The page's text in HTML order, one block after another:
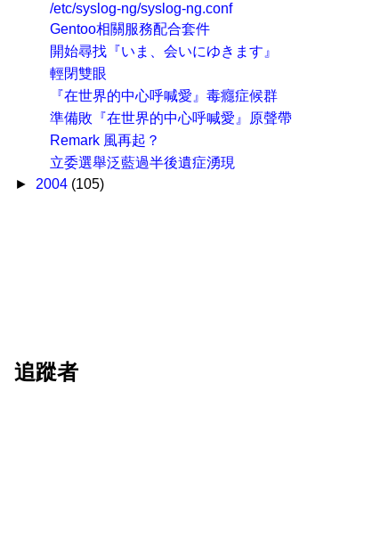
/etc/syslog-ng/syslog-ng.conf
Gentoo相關服務配合套件
開始尋找『いま、会いにゆきます』
輕閉雙眼
『在世界的中心呼喊愛』毒癮症候群
準備敗『在世界的中心呼喊愛』原聲帶
Remark 風再起？
立委選舉泛藍過半後遺症湧現
► 2004 (105)
追蹤者